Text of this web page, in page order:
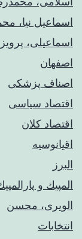
اسماعیل نیا،
اسماعیلی، پرویز
اصفهان
اصناف پزشکی
اقتصاد سیاسی
اقتصاد کلان
اقیانوسیه
البرز
المپيك و
الویری، محسن
انتخابات